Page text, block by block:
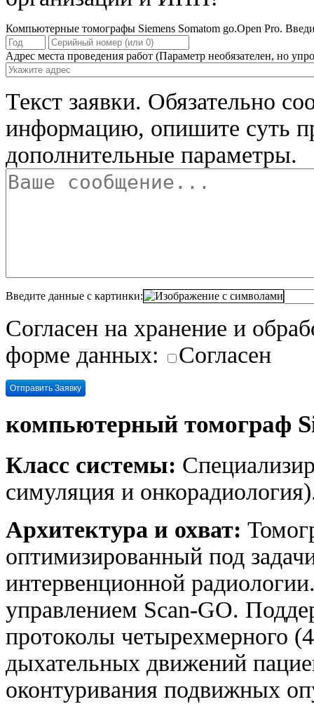
Компьютерные томографы Siemens Somatom go.Open Pro.
Адрес места проведения работ (Параметр необязателен, но
Текст заявки. Обязательно
информацию, опишите суть
дополнительные параметры.
Введите данные с картинки:
Согласен на хранение и
форме данных:
Согласен
компьютерный томограф
Класс системы:
симуляция и
Архитектура и охват:
оптимизированный под
интервенционной
управлением Scan-GO.
протоколы четырехмерного
дыхательных движений
оконтуривания подвижных